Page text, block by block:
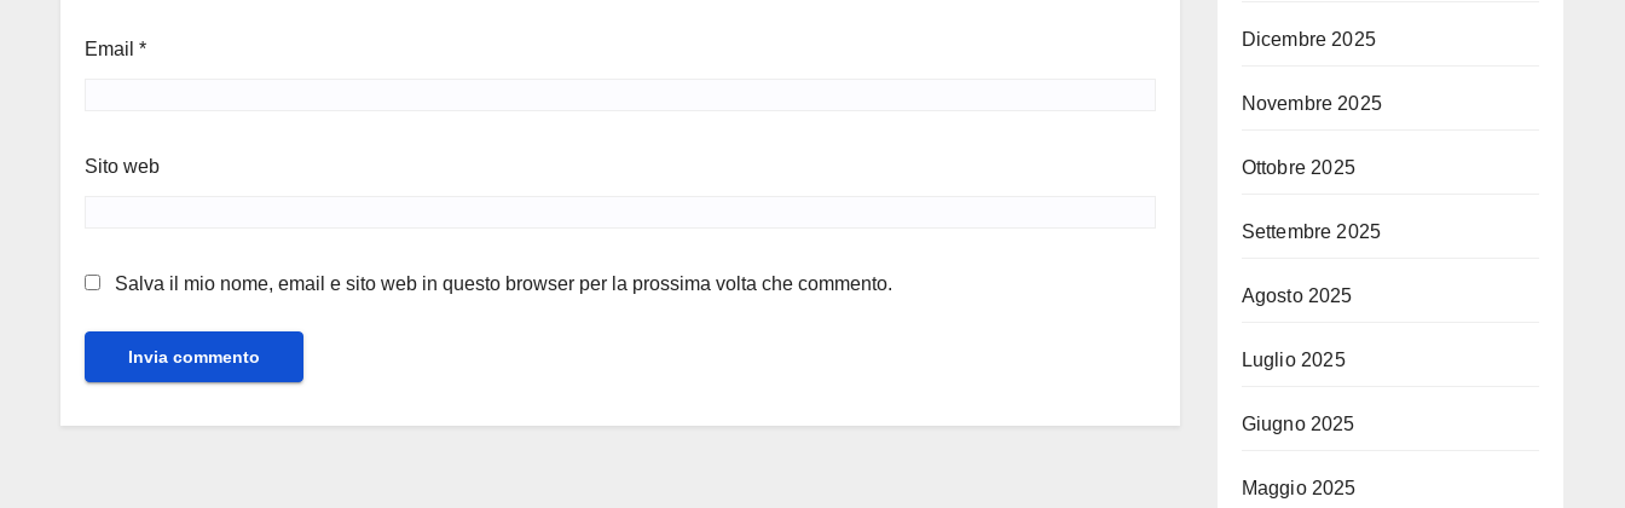
Email *
Sito web
Salva il mio nome, email e sito web in questo browser per la prossima volta che commento.
Dicembre 2025
Novembre 2025
Ottobre 2025
Settembre 2025
Agosto 2025
Luglio 2025
Giugno 2025
Maggio 2025